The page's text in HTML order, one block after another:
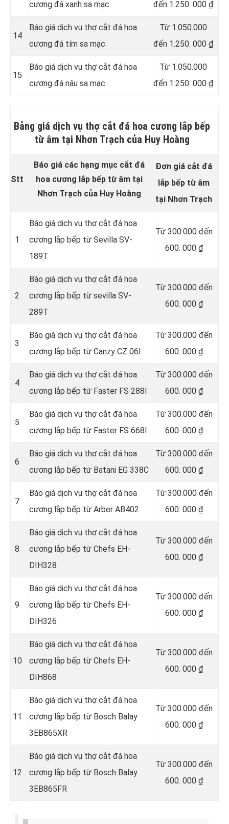
cương đá xanh sa mạc
đến 1.250. 000 ₫
14
Báo giá dịch vụ thợ cắt đá hoa
cương đá tím sa mạc
Từ 1.050.000
đến 1.250. 000 ₫
15
Báo giá dịch vụ thợ cắt đá hoa
cương đá nâu sa mạc
Từ 1.050.000
đến 1.250. 000 ₫
Bảng giá dịch vụ thợ cắt đá hoa cương lắp bếp
từ âm tại Nhơn Trạch của Huy Hoàng
Stt
Báo giá các hạng mục cắt đá
hoa cương lắp bếp từ âm tại
Nhơn Trạch của Huy Hoàng
Đơn giá cắt đá
lắp bếp từ âm
tại Nhơn Trạch
1
Báo giá dịch vụ thợ cắt đá hoa
cương lắp bếp từ Sevilla SV-
189T
Từ 300.000 đến
600. 000 ₫
2
Báo giá dịch vụ thợ cắt đá hoa
cương lắp bếp từ sevilla SV-
289T
Từ 300.000 đến
600. 000 ₫
3
Báo giá dịch vụ thợ cắt đá hoa
cương lắp bếp từ Canzy CZ 06I
Từ 300.000 đến
600. 000 ₫
4
Báo giá dịch vụ thợ cắt đá hoa
cương lắp bếp từ Faster FS 288I
Từ 300.000 đến
600. 000 ₫
5
Báo giá dịch vụ thợ cắt đá hoa
cương lắp bếp từ Faster FS 668I
Từ 300.000 đến
600. 000 ₫
6
Báo giá dịch vụ thợ cắt đá hoa
cương lắp bếp từ Batani EG 338C
Từ 300.000 đến
600. 000 ₫
7
Báo giá dịch vụ thợ cắt đá hoa
cương lắp bếp từ Arber AB402
Từ 300.000 đến
600. 000 ₫
8
Báo giá dịch vụ thợ cắt đá hoa
cương lắp bếp từ Chefs EH-
DIH328
Từ 300.000 đến
600. 000 ₫
9
Báo giá dịch vụ thợ cắt đá hoa
cương lắp bếp từ Chefs EH-
DIH326
Từ 300.000 đến
600. 000 ₫
10
Báo giá dịch vụ thợ cắt đá hoa
cương lắp bếp từ Chefs EH-
DIH868
Từ 300.000 đến
600. 000 ₫
11
Báo giá dịch vụ thợ cắt đá hoa
cương lắp bếp từ Bosch Balay
3EB865XR
Từ 300.000 đến
600. 000 ₫
12
Báo giá dịch vụ thợ cắt đá hoa
cương lắp bếp từ Bosch Balay
3EB865FR
Từ 300.000 đến
600. 000 ₫